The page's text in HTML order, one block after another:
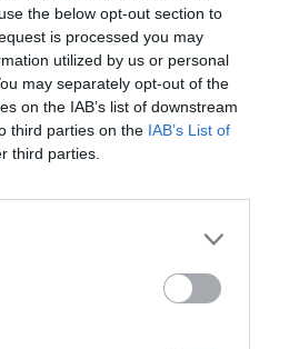
the below opt-out section to
is processed you may
utilized by us or personal
may separately opt-out of the
on the IAB’s list of downstream
third parties on the IAB’s List of
third parties.
Φωτιά στην Κρήνη